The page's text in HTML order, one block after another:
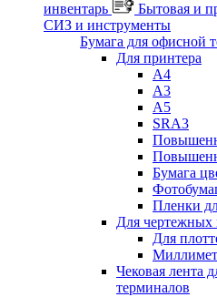
инвентарь
Бытовая и
СИЗ и инструменты
Бумага для офисной
Для принтера
А4
А3
А5
SRA3
Бумага
Пленки
Для чертежных
Для
Чековая лента
терминалов